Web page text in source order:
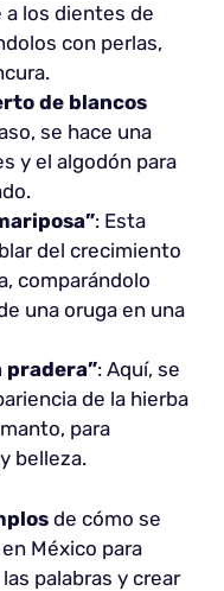
los dientes de
con perlas,
de blancos
se hace una
y el algodón para
: Esta
del crecimiento
comparándolo
una oruga en una
pradera”: Aquí, se
de la hierba
para
belleza.
de cómo se
México para
palabras y crear